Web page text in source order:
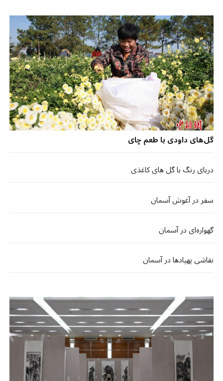
گل‌های داودی با طعم چای
دریای رنگ با گل های کاغذی
سفر در آغوش آسمان
گهواره‌ای در آسمان
نقاشی پهپادها در آسمان